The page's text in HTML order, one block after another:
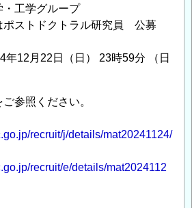
工学グループ
ポストドクトラル研究員 公募
12月22日（日） 23時59分 （日
参照ください。
recruit/j/details/mat20241124/
recruit/e/details/mat2024112